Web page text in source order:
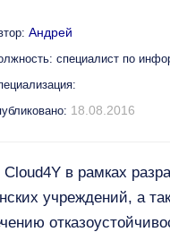
Андрей
специалист по
18.08.2016
в рамках
учреждений, а